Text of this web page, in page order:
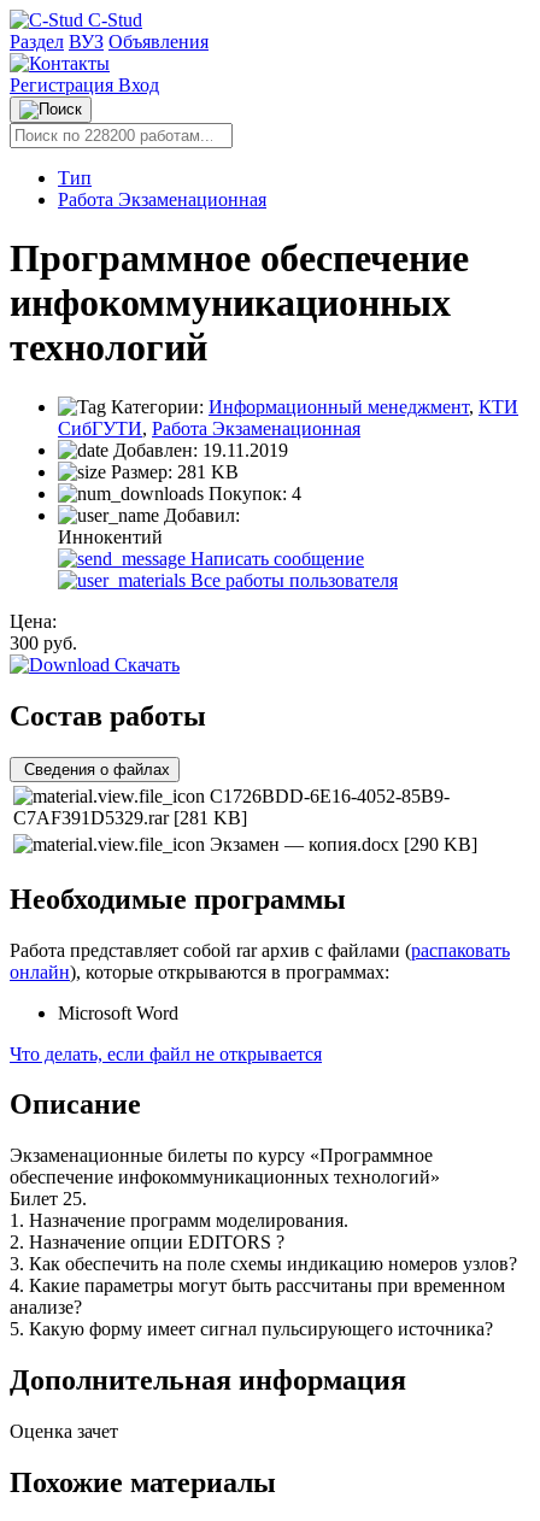
C-Stud
Раздел ВУЗ Объявления
Регистрация Вход
Тип
Работа Экзаменационная
Программное обеспечение
инфокоммуникационных
технологий
Категории: Информационный менеджмент, КТИ
СибГУТИ, Работа Экзаменационная
Добавлен: 19.11.2019
Размер: 281 KB
Покупок: 4
Добавил:
Иннокентий
Написать сообщение
Все работы пользователя
Цена:
300 руб.
Скачать
Состав работы
Сведения о файлах
C1726BDD-6E16-4052-85B9-
C7AF391D5329.rar [281 KB]
Экзамен — копия.docx [290 KB]
Необходимые программы
Работа представляет собой rar архив с файлами (распаковать
онлайн), которые открываются в программах:
Microsoft Word
Что делать, если файл не открывается
Описание
Экзаменационные билеты по курсу «Программное
обеспечение инфокоммуникационных технологий»
Билет 25.
1. Назначение программ моделирования.
2. Назначение опции EDITORS ?
3. Как обеспечить на поле схемы индикацию номеров узлов?
4. Какие параметры могут быть рассчитаны при временном
анализе?
5. Какую форму имеет сигнал пульсирующего источника?
Дополнительная информация
Оценка зачет
Похожие материалы